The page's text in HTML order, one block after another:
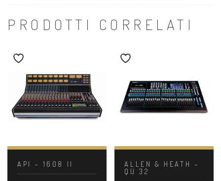
PRODOTTI CORRELATI
API – 1608 II
ALLEN & HEATH –
QU 32